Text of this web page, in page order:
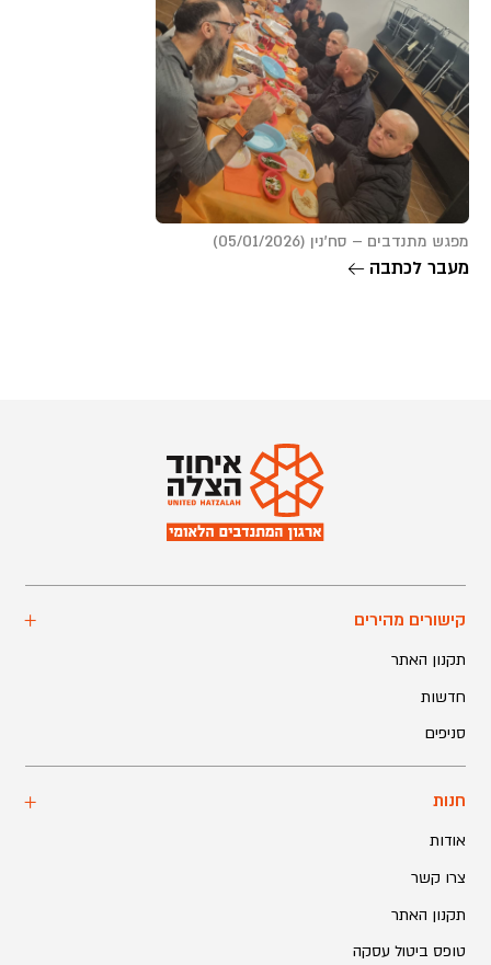
מפגש מתנדבים – סח’נין (05/01/2026)
מעבר לכתבה
קישורים מהירים
תקנון האתר
חדשות
סניפים
חנות
אודות
צרו קשר
תקנון האתר
טופס ביטול עסקה